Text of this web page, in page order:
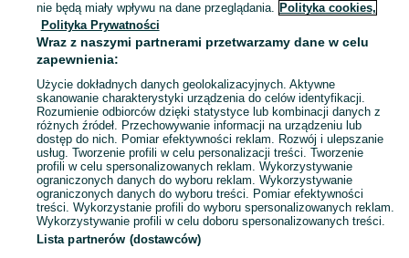
Mapa kategorii
Mapa miejscowości
Mapa ministron
Popularne wyszukiwania
nie będą miały wpływu na dane przeglądania. Polityka cookies,
Polityka Prywatności
Wraz z naszymi partnerami przetwarzamy dane w celu
zapewnienia:
Użycie dokładnych danych geolokalizacyjnych. Aktywne
skanowanie charakterystyki urządzenia do celów identyfikacji.
Rozumienie odbiorców dzięki statystyce lub kombinacji danych z
różnych źródeł. Przechowywanie informacji na urządzeniu lub
dostęp do nich. Pomiar efektywności reklam. Rozwój i ulepszanie
usług. Tworzenie profili w celu personalizacji treści. Tworzenie
profili w celu spersonalizowanych reklam. Wykorzystywanie
ograniczonych danych do wyboru reklam. Wykorzystywanie
ograniczonych danych do wyboru treści. Pomiar efektywności
treści. Wykorzystanie profili do wyboru spersonalizowanych reklam.
Wykorzystywanie profili w celu doboru spersonalizowanych treści.
Lista partnerów (dostawców)